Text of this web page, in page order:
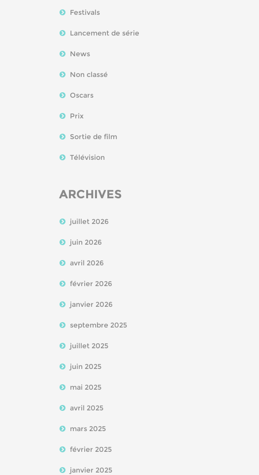
Festivals
Lancement de série
News
Non classé
Oscars
Prix
Sortie de film
Télévision
ARCHIVES
juillet 2026
juin 2026
avril 2026
février 2026
janvier 2026
septembre 2025
juillet 2025
juin 2025
mai 2025
avril 2025
mars 2025
février 2025
janvier 2025